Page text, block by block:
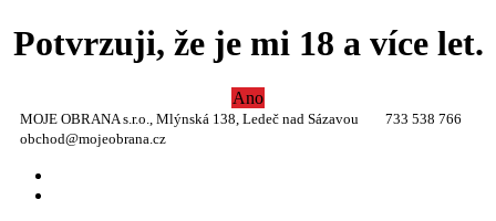
Potvrzuji, že je mi 18 a více let.
Ano
MOJE OBRANA s.r.o., Mlýnská 138, Ledeč nad Sázavou
733 538 766
obchod@mojeobrana.cz